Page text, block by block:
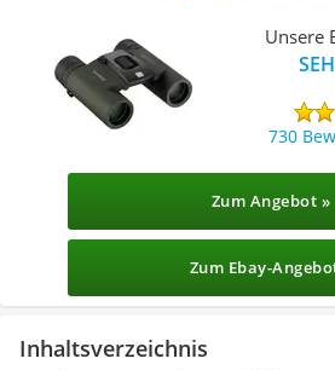
Unsere
730
Zum Angebot »
Zum Ebay-
Inhaltsverzeichnis